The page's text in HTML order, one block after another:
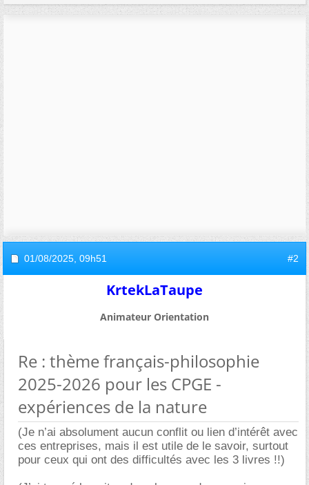
01/08/2025, 09h51 #2
KrtekLaTaupe
Animateur Orientation
Re : thème français-philosophie
2025-2026 pour les CPGE -
expériences de la nature
(Je n’ai absolument aucun conflit ou lien d’intérêt avec
ces entreprises, mais il est utile de le savoir, surtout
pour ceux qui ont des difficultés avec les 3 livres !!)